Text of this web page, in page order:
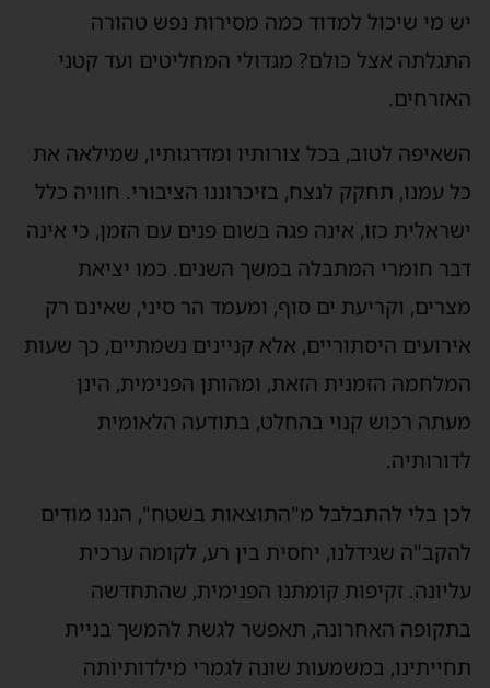
יש מי שיכול למדוד כמה מסירות נפש טהורה
התגלתה אצל כולם? מגדולי המחליטים ועד קטני
האזרחים.
השאיפה לטוב, בכל צורותיו ומדרגותיו, שמילאה את
כל עמנו, תחקק לנצח, בזיכרוננו הציבורי. חוויה כלל
ישראלית כזו, אינה פגה בשום פנים עם הזמן, כי אינה
דבר חומרי המתבלה במשך השנים. כמו יציאת
מצרים, וקריעת ים סוף, ומעמד הר סיני, שאינם רק
אירועים היסתוריים, אלא קניינים נשמתיים, כך שעות
המלחמה הזמנית הזאת, ומהותן הפנימית, הינן
מעתה רכוש קנוי בהחלט, בתודעה הלאומית
לדורותיה.
לכן בלי להתבלבל מ"התוצאות בשׁטח", הננו מוֹדִים
להקב"ה שגידלנו, יחסית בין רע, לקומה ערכית
עליונה. זקיפות קומתנו הפנימית, שהתחדשה
בתקופה האחרונה, תאפשׁר לגשת להמשך בניית
תחייתינו, במשמעות שׁונה לגמרי מילדותיותה